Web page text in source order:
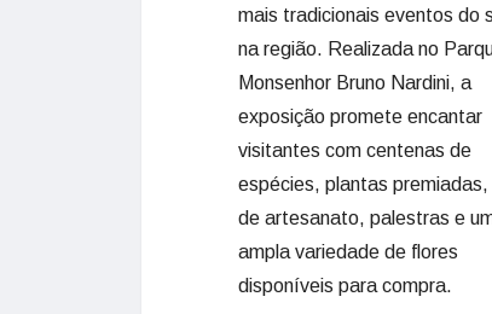
mais tradicionais eventos do
na região. Realizada no
Monsenhor Bruno Nardini, a
exposição promete encantar
visitantes com centenas de
espécies, plantas premiadas,
de artesanato, palestras e
ampla variedade de flores
disponíveis para compra.